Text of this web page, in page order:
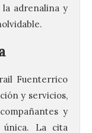
adrenalina y
Fuenterrico
y servicios,
y
única. La cita